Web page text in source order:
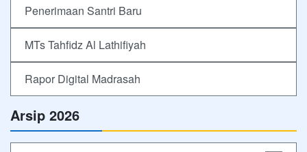
Penerimaan Santri Baru
MTs Tahfidz Al Lathifiyah
Rapor Digital Madrasah
Arsip 2026